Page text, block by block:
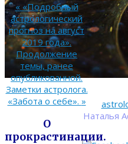
Наталья
««Подробный
астрологический
прогноз на август
2019 года».
Продолжение
темы, ранее
опубликованной.
Заметки астролога.
«Забота о себе». »
О
прокрастинации.